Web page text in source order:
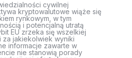
cywilnej
kryptowalutowe wiąże się
rynkowym, w tym
i potencjalną utratą
EU zrzeka się wszelkiej
jakiekolwiek wyniki
informacje zawarte w
nie stanowią porady